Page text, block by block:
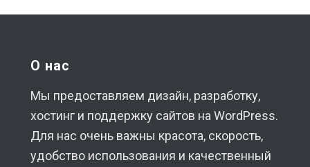
О нас
Мы предоставляем дизайн, разработку,
хостинг и поддержку сайтов на WordPress.
Для нас очень важны красота, скорость,
удобство использования и качественный